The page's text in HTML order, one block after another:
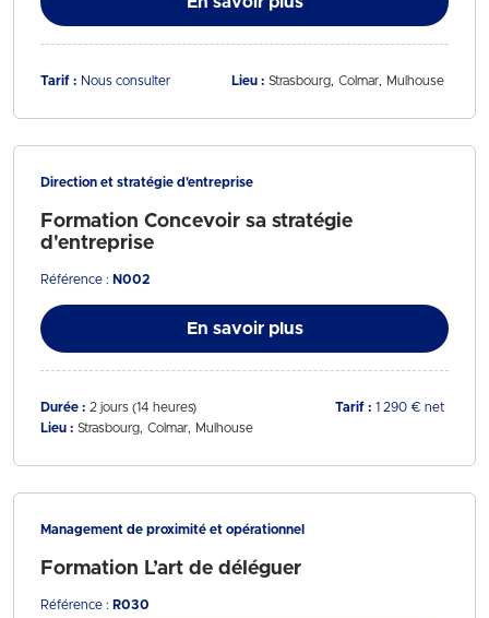
Tarif : Nous consulter Lieu : Strasbourg Colmar Mulhouse
Direction et stratégie d'entreprise
Formation Concevoir sa stratégie
d'entreprise
Référence : N002
En savoir plus
Durée : 2 jours (14 heures) Tarif : 1 290 € net
Lieu : Strasbourg Colmar Mulhouse
Management de proximité et opérationnel
Formation L’art de déléguer
Référence : R030